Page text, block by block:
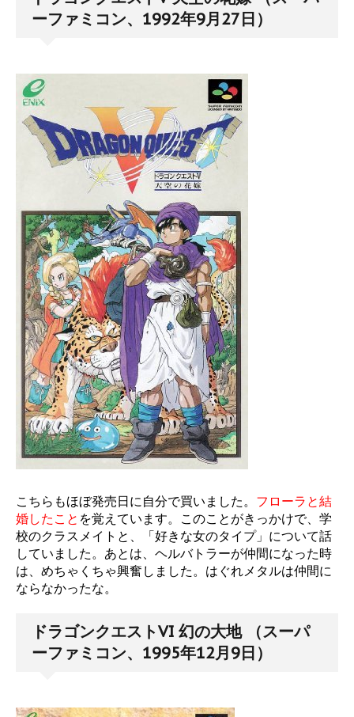
ーファミコン、1992年9月27日）
こちらもほぼ発売日に自分で買いました。 フローラと結
婚したこと を覚えています。このことがきっかけで、学
校のクラスメイトと、「好きな女のタイプ」について話
していました。あとは、ヘルバトラーが仲間になった時
は、めちゃくちゃ興奮しました。はぐれメタルは仲間に
ならなかったな。
ドラゴンクエストVI 幻の大地 （スーパ
ーファミコン、1995年12月9日）